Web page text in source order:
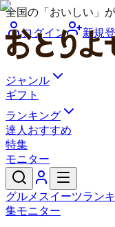
全国の「おいしい」
ログイン
新規
ジャンル
ギフト
ランキング
達人おすすめ
特集
モニター
グルメ スイーツラン
集モニター